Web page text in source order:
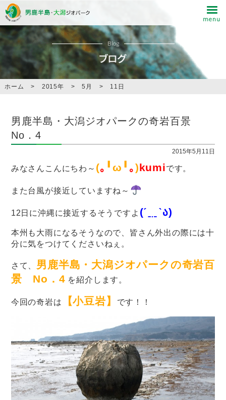
Blog
ホーム > 2015年 > 5月 > 11日
男鹿半島・大潟ジオパークの奇岩百景
No．4
2015年5月11日
みなさんこんにちわ～ (｡ ╹ω╹ ｡)kumiです。
また台風が接近していますね～
12日に沖縄に接近するそうですよ (ˊ﹎ˋა)
本州も大雨になるそうなので、皆さん外出の際には十
分に気をつけてくださいねぇ。
さて、 男鹿半島・大潟ジオパークの奇岩百
景 No．4 を紹介します。
今回の奇岩は 【小豆岩】 です！！